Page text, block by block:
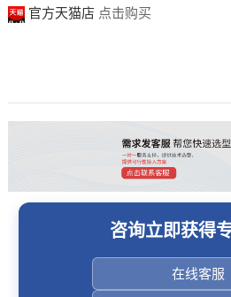
官方天猫店 点击购买
咨询立即获得
在线客服